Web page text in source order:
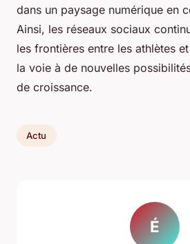
dans un paysage numérique en
Ainsi, les réseaux sociaux
les frontières entre les athlètes
la voie à de nouvelles
de croissance.
Actu
É